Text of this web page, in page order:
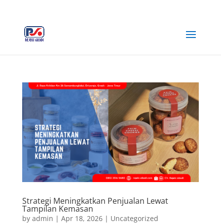
Strategi Meningkatkan Penjualan Lewat
Tampilan Kemasan
by admin | Apr 18, 2026| Uncategorized